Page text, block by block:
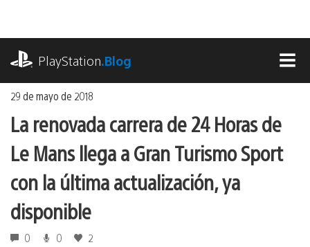
contenido
PlayStation.Blog
29 de mayo de 2018
La renovada carrera de 24 Horas de
Le Mans llega a Gran Turismo Sport
con la última actualización, ya
disponible
0 0 2